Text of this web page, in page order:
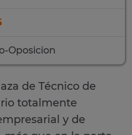
Oposicion
de Técnico de
totalmente
y de